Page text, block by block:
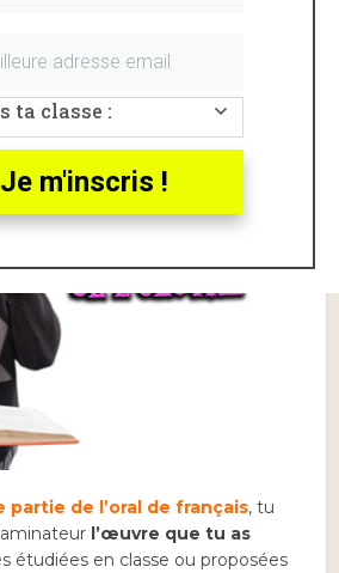
le contenu du site et à mes
vidéo.
partie de l’oral de français, tu
l’œuvre que tu as
étudiées en classe ou proposées
ta classe :
Je m'inscris !